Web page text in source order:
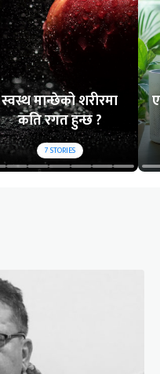
स्वस्थ मान्छेको शरीरमा
कति रगत हुन्छ ?
7STORIES